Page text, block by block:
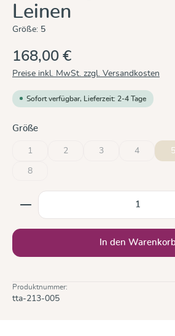
Leinen
Größe: 5
168,00 €
Preise inkl. MwSt. zzgl. Versandkosten
Sofort verfügbar, Lieferzeit: 2-4 Tage
Größeauswählen
1
(Diese Option ist zurzeit nicht verfügbar.)
2
(Diese Option ist zurzeit nicht
3
(Diese Option ist
4
(Diese
5
8
Produkt Anzahl: Gib den
In den
Produktnummer:
tta-213-005